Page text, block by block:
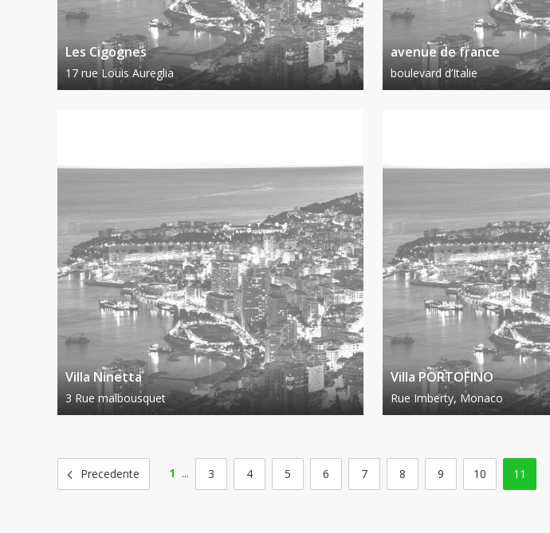
Les Cigognes
17 rue Louis Aureglia
avenue de france
boulevard d’Italie
Villa Ninetta
3 Rue malbousquet
Villa PORTOFINO
Rue Imberty, Monaco
1 ... 3 4 5 6 7 8 9 10 11